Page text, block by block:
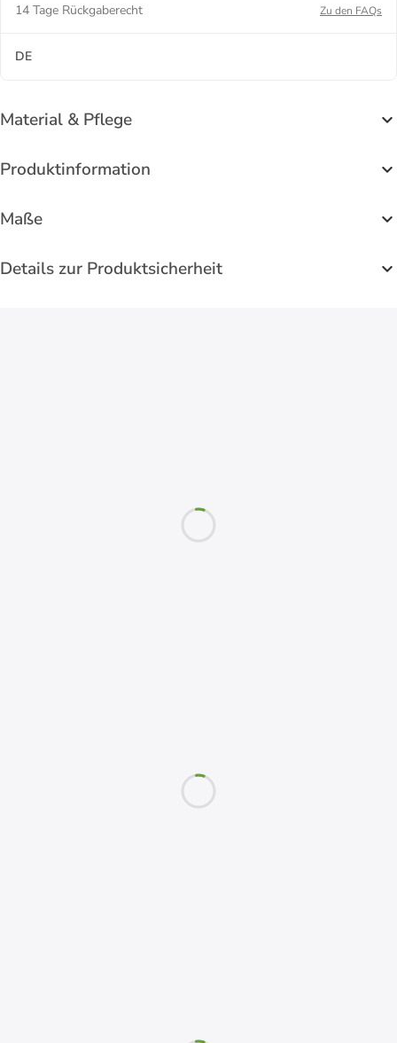
14 Tage Rückgaberecht
Zu den FAQs
DE
Material & Pflege
Produktinformation
Maße
Details zur Produktsicherheit